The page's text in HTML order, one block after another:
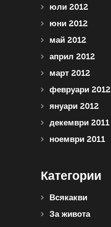
юли 2012
юни 2012
май 2012
април 2012
март 2012
февруари 2012
януари 2012
декември 2011
ноември 2011
Категории
Всякакви
За живота